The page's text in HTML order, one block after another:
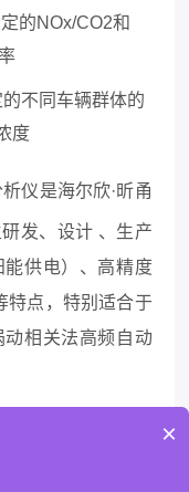
的NOx/CO2和
不同车辆群体的
度
仪是海尔欣·昕甬
发、设计 、生产
供电）、高精度
特点，特别适合于
相关法高频自动
×